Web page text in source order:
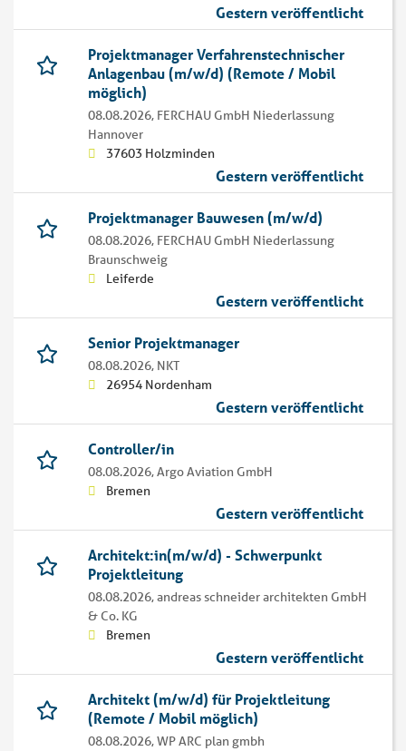
Gestern veröffentlicht
Projektmanager Verfahrenstechnischer
Anlagenbau (m/w/d) (Remote / Mobil
möglich)
08.08.2026, FERCHAU GmbH Niederlassung
Hannover
37603 Holzminden
Gestern veröffentlicht
Projektmanager Bauwesen (m/w/d)
08.08.2026, FERCHAU GmbH Niederlassung
Braunschweig
Leiferde
Gestern veröffentlicht
Senior Projektmanager
08.08.2026, NKT
26954 Nordenham
Gestern veröffentlicht
Controller/in
08.08.2026,Argo Aviation GmbH
Bremen
Gestern veröffentlicht
Architekt:in(m/w/d) - Schwerpunkt
Projektleitung
08.08.2026,andreas schneider architekten GmbH
& Co. KG
Bremen
Gestern veröffentlicht
Architekt (m/w/d) für Projektleitung
(Remote / Mobil möglich)
08.08.2026,WP ARC plan gmbh